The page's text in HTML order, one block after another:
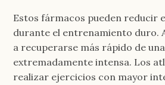
Estos fármacos pueden reducir
durante el entrenamiento duro.
a recuperarse más rápido de
extremadamente intensa. Los
realizar ejercicios con mayor